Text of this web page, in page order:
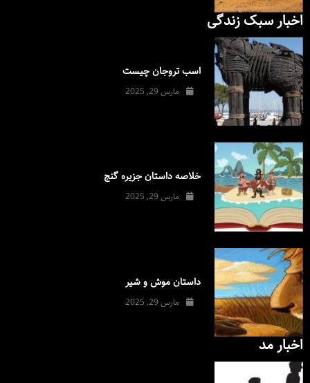
اخبار سبک زندگی
اسب تروجان چیست
مارس 29, 2025
خلاصه داستان جزیره گنج
مارس 29, 2025
داستان موش و شیر
مارس 29, 2025
اخبار مد